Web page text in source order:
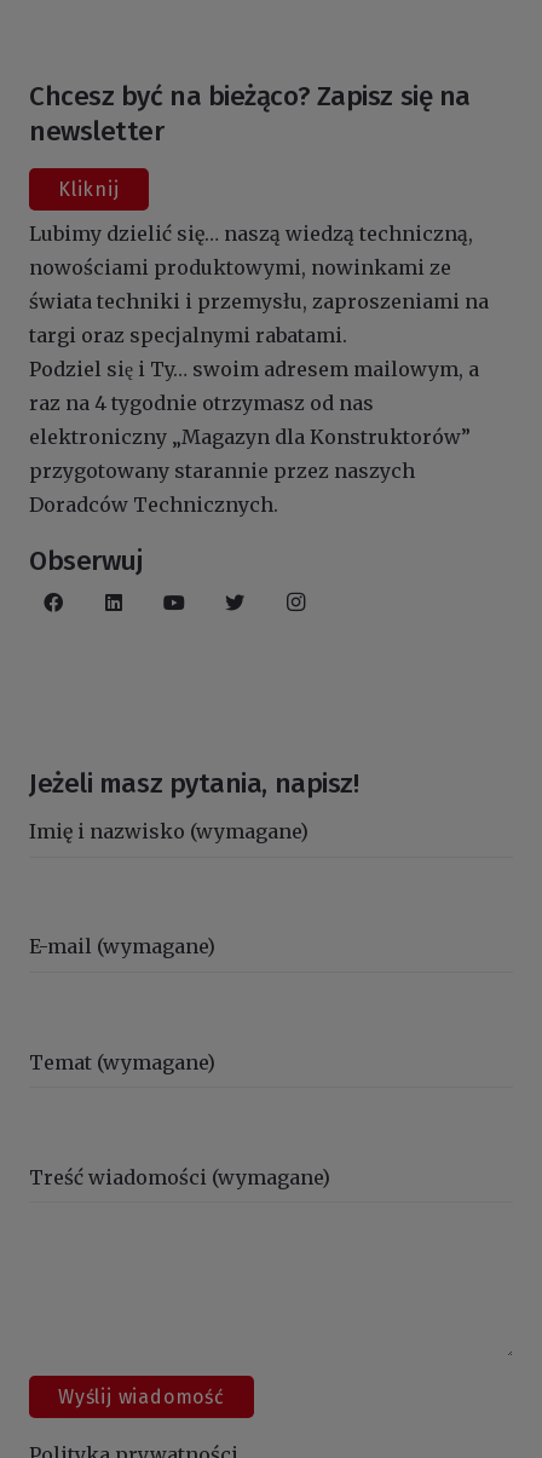
Chcesz być na bieżąco? Zapisz się na
newsletter
Kliknij
Lubimy dzielić się… naszą wiedzą techniczną,
nowościami produktowymi, nowinkami ze
świata techniki i przemysłu, zaproszeniami na
targi oraz specjalnymi rabatami.
Podziel się i Ty… swoim adresem mailowym, a
raz na 4 tygodnie otrzymasz od nas
elektroniczny „Magazyn dla Konstruktorów”
przygotowany starannie przez naszych
Doradców Technicznych.
Obserwuj
Jeżeli masz pytania, napisz!
Imię i nazwisko (wymagane)
E-mail (wymagane)
Temat (wymagane)
Treść wiadomości (wymagane)